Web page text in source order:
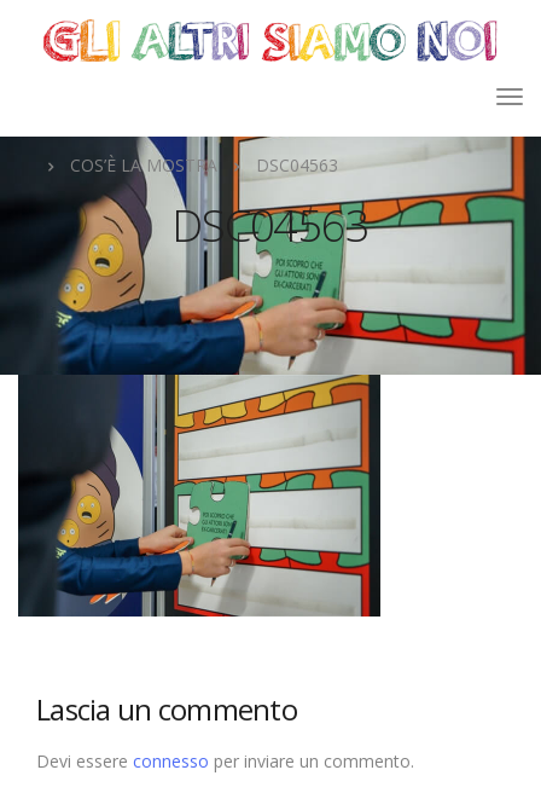
COS’È LA MOSTRA DSC04563
DSC04563
Lascia un commento
Devi essere connesso per inviare un commento.